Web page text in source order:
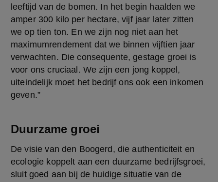
leeftijd van de bomen. In het begin haalden we
amper 300 kilo per hectare, vijf jaar later zitten
we op tien ton. En we zijn nog niet aan het
maximumrendement dat we binnen vijftien jaar
verwachten. Die consequente, gestage groei is
voor ons cruciaal. We zijn een jong koppel,
uiteindelijk moet het bedrijf ons ook een inkomen
geven.”
Duurzame groei
De visie van den Boogerd, die authenticiteit en
ecologie koppelt aan een duurzame bedrijfsgroei,
sluit goed aan bij de huidige situatie van de